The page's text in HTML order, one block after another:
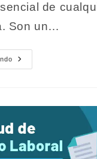
de
Son un…
Actividades
Laborales.